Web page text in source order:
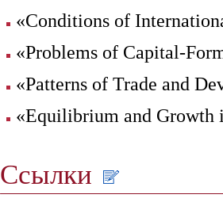
«Conditions of
«Problems of Capital-
«Patterns of Trade and
«Equilibrium and Growth
Ссылки